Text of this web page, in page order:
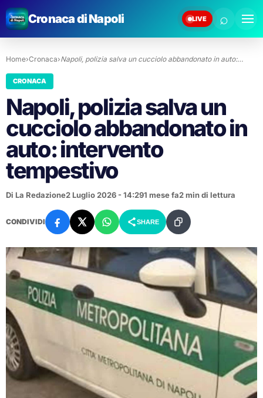
Cronaca di Napoli LIVE ⌕
Home›Cronaca›Napoli, polizia salva un cucciolo abbandonato in auto:…
CRONACA
Napoli, polizia salva un
cucciolo abbandonato in
auto: intervento
tempestivo
Di La Redazione2 Luglio 2026 - 14:291 mese fa2 min di lettura
CONDIVIDI SHARE